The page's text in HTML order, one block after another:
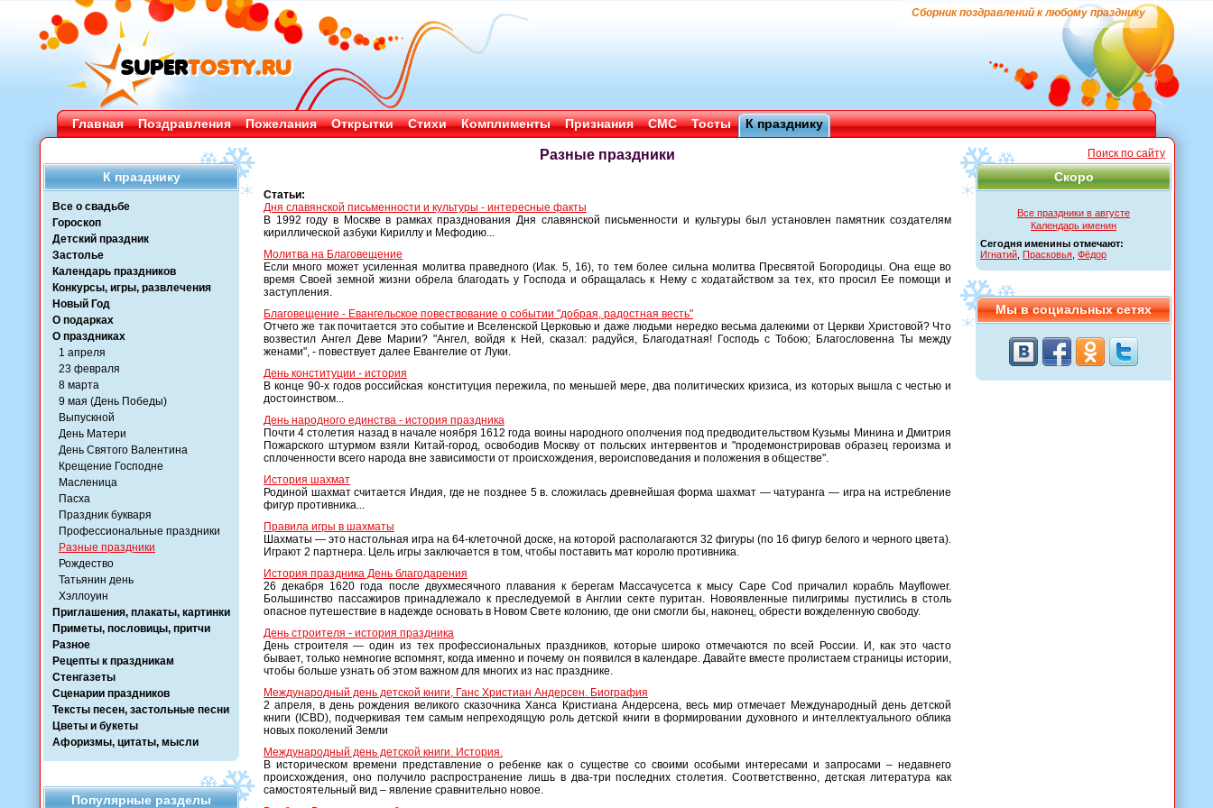
Сборник поздравлений к любому празднику
Главная Поздравления Пожелания Открытки Стихи Комплименты Признания СМС Тосты К празднику
К празднику
Все о свадьбе
Гороскоп
Детский праздник
Застолье
Календарь праздников
Конкурсы, игры, развлечения
Новый Год
О подарках
О праздниках
1 апреля
23 февраля
8 марта
9 мая (День Победы)
Выпускной
День Матери
День Святого Валентина
Крещение Господне
Масленица
Пасха
Праздник букваря
Профессиональные праздники
Разные праздники
Рождество
Татьянин день
Хэллоуин
Приглашения, плакаты, картинки
Приметы, пословицы, притчи
Разное
Рецепты к праздникам
Стенгазеты
Сценарии праздников
Тексты песен, застольные песни
Цветы и букеты
Афоризмы, цитаты, мысли
Популярные разделы
Поиск по сайту
Скоро
Все праздники в августе
Календарь именин
Сегодня именины отмечают:
Игнатий Прасковья Фёдор
Мы в социальных сетях
Разные праздники
Статьи:
Дня славянской письменности и культуры - интересные факты
В 1992 году в Москве в рамках празднования Дня славянской письменности и культуры был установлен памятник создателям
кириллической азбуки Кириллу и Мефодию...
Молитва на Благовещение
Если много может усиленная молитва праведного (Иак. 5, 16), то тем более сильна молитва Пресвятой Богородицы. Она еще во
время Своей земной жизни обрела благодать у Господа и обращалась к Нему с ходатайством за тех, кто просил Ее помощи и
заступления.
Благовещение - Евангельское повествование о событии "добрая, радостная весть"
Отчего же так почитается это событие и Вселенской Церковью и даже людьми нередко весьма далекими от Церкви Христовой? Что
возвестил Ангел Деве Марии? "Ангел, войдя к Ней, сказал: радуйся, Благодатная! Господь с Тобою; Благословенна Ты между
женами", - повествует далее Евангелие от Луки.
День конституции - история
В конце 90-х годов российская конституция пережила, по меньшей мере, два политических кризиса, из которых вышла с честью и
достоинством...
День народного единства - история праздника
Почти 4 столетия назад в начале ноября 1612 года воины народного ополчения под предводительством Кузьмы Минина и Дмитрия
Пожарского штурмом взяли Китай-город, освободив Москву от польских интервентов и "продемонстрировав образец героизма и
сплоченности всего народа вне зависимости от происхождения, вероисповедания и положения в обществе".
История шахмат
Родиной шахмат считается Индия, где не позднее 5 в. сложилась древнейшая форма шахмат — чатуранга — игра на истребление
фигур противника...
Правила игры в шахматы
Шахматы — это настольная игра на 64-клеточной доске, на которой располагаются 32 фигуры (по 16 фигур белого и черного цвета).
Играют 2 партнера. Цель игры заключается в том, чтобы поставить мат королю противника.
История праздника День благодарения
26 декабря 1620 года после двухмесячного плавания к берегам Массачусетса к мысу Cape Cod причалил корабль Mayflower.
Большинство пассажиров принадлежало к преследуемой в Англии секте пуритан. Новоявленные пилигримы пустились в столь
опасное путешествие в надежде основать в Новом Свете колонию, где они смогли бы, наконец, обрести вожделенную свободу.
День строителя - история праздника
День строителя — один из тех профессиональных праздников, которые широко отмечаются по всей России. И, как это часто
бывает, только немногие вспомнят, когда именно и почему он появился в календаре. Давайте вместе пролистаем страницы истории,
чтобы больше узнать об этом важном для многих из нас празднике.
Международный день детской книги, Ганс Христиан Андерсен. Биография
2 апреля, в день рождения великого сказочника Ханса Кристиана Андерсена, весь мир отмечает Международный день детской
книги (IСВD), подчеркивая тем самым непреходящую роль детской книги в формировании духовного и интеллектуального облика
новых поколений Земли
Международный день детской книги. История.
В историческом времени представление о ребенке как о существе со своими особыми интересами и запросами – недавнего
происхождения, оно получило распространение лишь в два-три последних столетия. Соответственно, детская литература как
самостоятельный вид – явление сравнительно новое.